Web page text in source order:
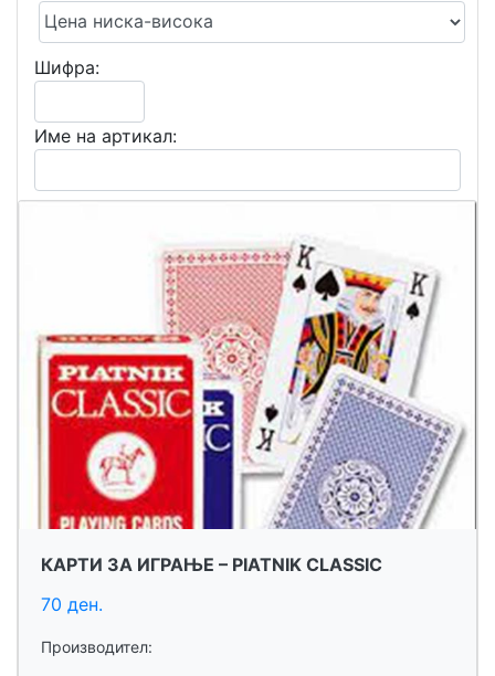
Шифра:
Име на артикал:
КАРТИ ЗА ИГРАЊЕ – PIATNIK CLASSIC
70 ден.
Производител: